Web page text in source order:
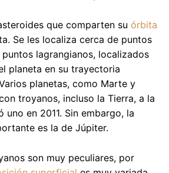
que comparten su órbita
Se les localiza cerca de puntos
lagrangianos, localizados
planeta en su trayectoria
planetas, como Marte y
troyanos, incluso la Tierra, a la
uno en 2011. Sin embargo, la
es la de Júpiter.
son muy peculiares, por